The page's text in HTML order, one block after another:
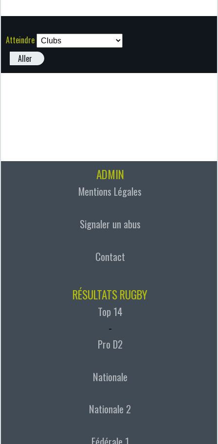
Atteindre
Aller
ADMIN
Mentions Légales
Signaler un abus
Contact
RÉSULTATS RUGBY
Top 14
-
Pro D2
Nationale
Nationale 2